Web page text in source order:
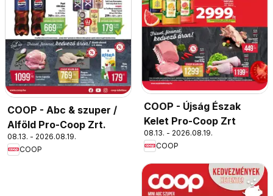
COOP - Abc & szuper /
Alföld Pro-Coop Zrt.
08.13. - 2026.08.19.
COOP
COOP - Újság Észak
Kelet Pro-Coop Zrt
08.13. - 2026.08.19.
COOP